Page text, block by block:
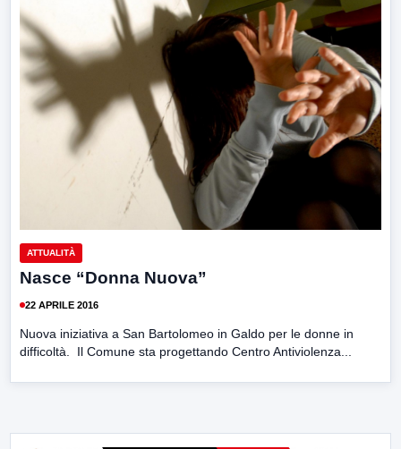
ATTUALITÀ
Nasce “Donna Nuova”
22 APRILE 2016
Nuova iniziativa a San Bartolomeo in Galdo per le donne in
difficoltà. Il Comune sta progettando Centro Antiviolenza...